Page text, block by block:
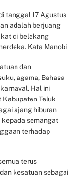
tanggal 17 Agustus
adalah berjuang
di belakang
Kata Manobi
dan
agama, Bahasa
Hal ini
Kabupaten Teluk
ajang hiburan
kepada semangat
terhadap
terus
kesatuan sebagai